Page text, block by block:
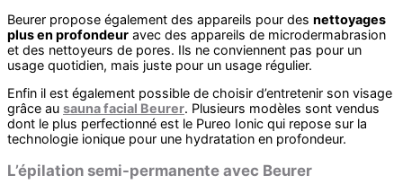
Beurer propose également des appareils pour des nettoyages
plus en profondeur avec des appareils de microdermabrasion
et des nettoyeurs de pores. Ils ne conviennent pas pour un
usage quotidien, mais juste pour un usage régulier.
Enfin il est également possible de choisir d’entretenir son visage
grâce au sauna facial Beurer. Plusieurs modèles sont vendus
dont le plus perfectionné est le Pureo Ionic qui repose sur la
technologie ionique pour une hydratation en profondeur.
L’épilation semi-permanente avec Beurer